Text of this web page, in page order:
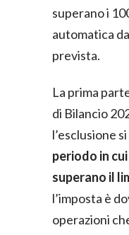
superano i
automatica
prevista.
La prima
di Bilancio
l’esclusione
periodo in
superano il
l’imposta è
operazioni